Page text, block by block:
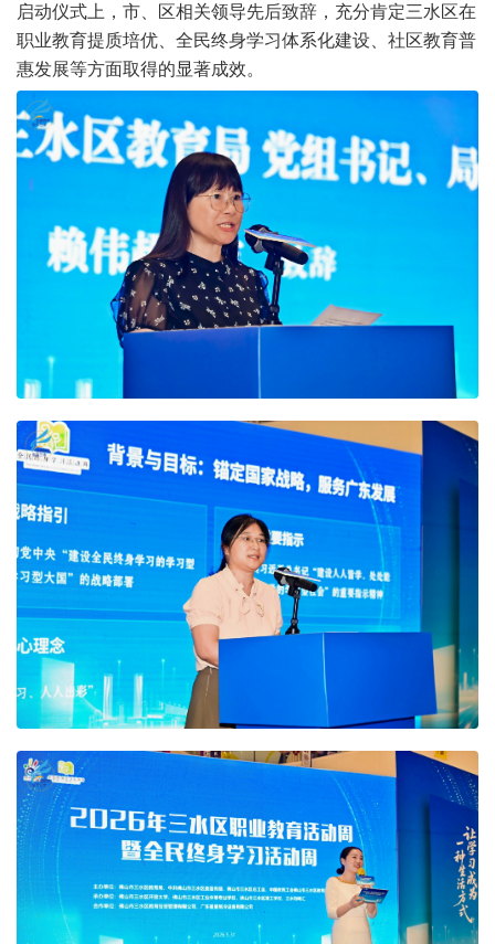
启动仪式上，市、区相关领导先后致辞，充分肯定三水区在
职业教育提质培优、全民终身学习体系化建设、社区教育普
惠发展等方面取得的显著成效。